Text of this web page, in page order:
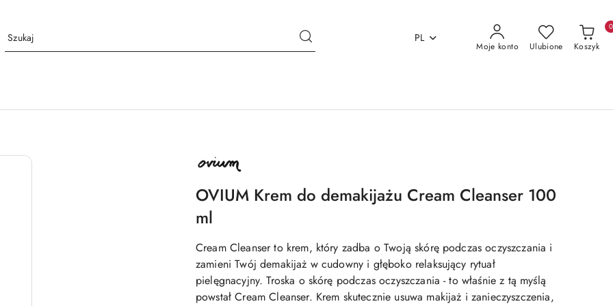
PL
Moje konto Ulubione Koszyk
0
NAZWA
PRODUCENTA:
OVIUM Krem do demakijażu Cream Cleanser 100
ml
Cream Cleanser to krem, który zadba o Twoją skórę podczas oczyszczania i
zamieni Twój demakijaż w cudowny i głęboko relaksujący rytuał
pielęgnacyjny. Troska o skórę podczas oczyszczania - to właśnie z tą myślą
powstał Cream Cleanser. Krem skutecznie usuwa makijaż i zanieczyszczenia,